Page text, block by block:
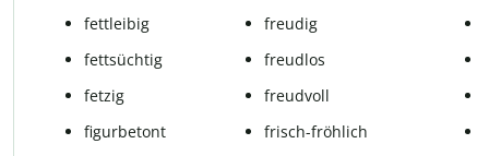
fett­lei­big
fettsüchtig
fetzig
fi­gur­be­tont
freu­dig
freudlos
freudvoll
frisch-fröh­lich